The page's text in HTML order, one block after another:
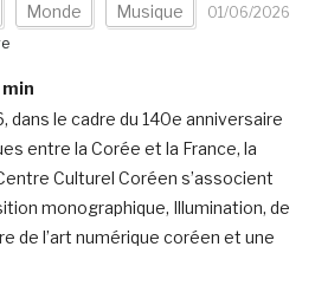
Monde Musique
01/06/2026
min
dans le cadre du 140e anniversaire
entre la Corée et la France, la
Culturel Coréen s’associent
monographique, Illumination, de
de l’art numérique coréen et une